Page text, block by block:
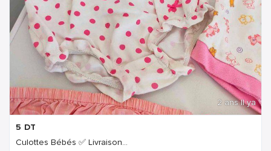
2 ans Il ya
5 DT
Culottes Bébés ✅ Livraison...